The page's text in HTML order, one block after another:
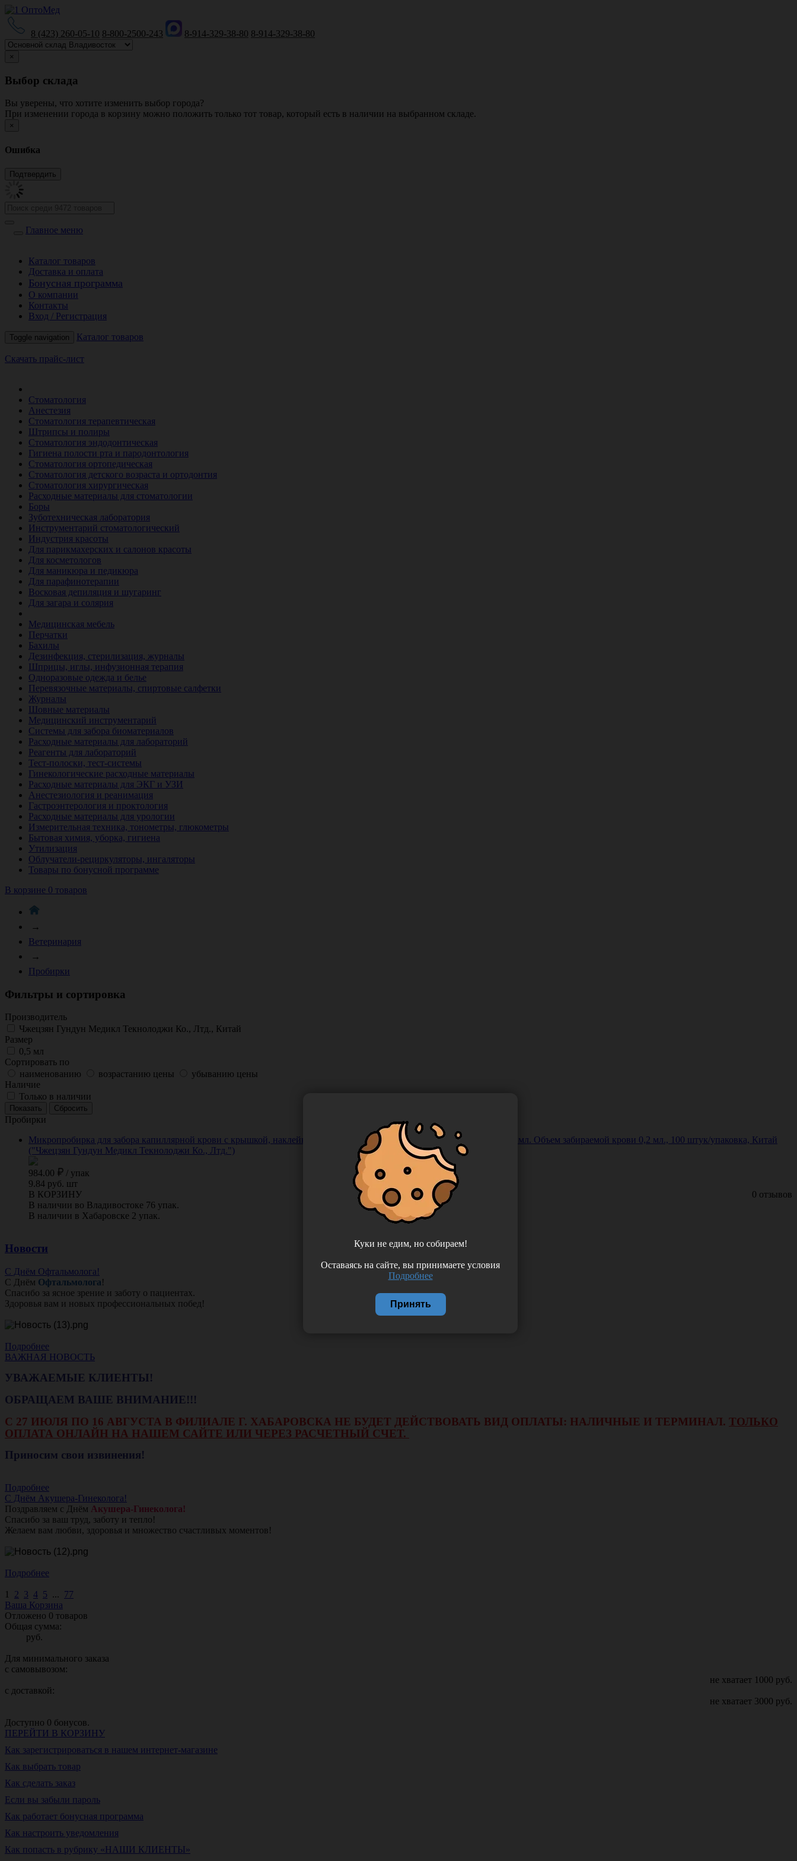
8 (423) 260-05-10 8-800-2500-243 8-914-329-38-80 8-914-329-38-80
×
Выбор склада
Вы уверены, что хотите изменить выбор города?
При изменении города в корзину можно положить только тот товар, который есть в наличии на выбранном складе.
×
Ошибка
Главное меню
Каталог товаров
Доставка и оплата
Бонусная программа
О компании
Контакты
Вход / Регистрация
Toggle navigation Каталог товаров
Скачать прайс-лист
Стоматология
Анестезия
Стоматология терапевтическая
Штрипсы и полиры
Стоматология эндодонтическая
Гигиена полости рта и пародонтология
Стоматология ортопедическая
Стоматология детского возраста и ортодонтия
Стоматология хирургическая
Расходные материалы для стоматологии
Боры
Зуботехническая лаборатория
Инструментарий стоматологический
Индустрия красоты
Для парикмахерских и салонов красоты
Для косметологов
Для маникюра и педикюра
Для парафинотерапии
Восковая депиляция и шугаринг
Для загара и солярия
Медицинская мебель
Перчатки
Бахилы
Дезинфекция, стерилизация, журналы
Шприцы, иглы, инфузионная терапия
Одноразовые одежда и белье
Перевязочные материалы, спиртовые салфетки
Журналы
Шовные материалы
Медицинский инструментарий
Системы для забора биоматериалов
Расходные материалы для лабораторий
Реагенты для лабораторий
Тест-полоски, тест-системы
Гинекологические расходные материалы
Расходные материалы для ЭКГ и УЗИ
Анестезиология и реанимация
Гастроэнтерология и проктология
Расходные материалы для урологии
Измерительная техника, тонометры, глюкометры
Бытовая химия, уборка, гигиена
Утилизация
Облучатели-рециркуляторы, ингаляторы
Товары по бонусной программе
В корзине 0 товаров
→
Ветеринария
→
Пробирки
Фильтры и сортировка
Производитель
Чжецзян Гундун Медикл Текнолоджи Ко., Лтд., Китай
Размер
0,5 мл
Сортировать по
наименованию
возрастанию цены
убыванию цены
Наличие
Только в наличии
Пробирки
Микропробирка для забора капиллярной крови с крышкой, наклейкой (ЭДТА К3) с капилляром, объемом пробирки 0,5 мл. Объем забираемой крови 0,2 мл., 100 штук/упаковка, Китай
("Чжецзян Гундун Медикл Текнолоджи Ко., Лтд.")
984.00 / упак
9.84 руб. шт
0 отзывов
В КОРЗИНУ
В наличии во Владивостоке 76 упак.
В наличии в Хабаровске 2 упак.
Новости
С Днём Офтальмолога!
С Днём Офтальмолога!
Спасибо за ясное зрение и заботу о пациентах.
Здоровья вам и новых профессиональных побед!
Подробнее
ВАЖНАЯ НОВОСТЬ
УВАЖАЕМЫЕ КЛИЕНТЫ!
ОБРАЩАЕМ ВАШЕ ВНИМАНИЕ!!!
С 27 ИЮЛЯ ПО 16 АВГУСТА В ФИЛИАЛЕ Г. ХАБАРОВСКА НЕ БУДЕТ ДЕЙСТВОВАТЬ ВИД ОПЛАТЫ: НАЛИЧНЫЕ И ТЕРМИНАЛ. ТОЛЬКО
ОПЛАТА ОНЛАЙН НА НАШЕМ САЙТЕ ИЛИ ЧЕРЕЗ РАСЧЕТНЫЙ СЧЕТ.
Приносим свои извинения!
Подробнее
С Днём Акушера-Гинеколога!
Поздравляем с Днём Акушера-Гинеколога!
Спасибо за ваш труд, заботу и тепло!
Желаем вам любви, здоровья и множество счастливых моментов!
Подробнее
1 2 3 4 5 ... 77
Ваша Корзина
Отложено 0 товаров
Общая сумма:
руб.
Для минимального заказа
с самовывозом:
не хватает 1000 руб.
с доставкой:
не хватает 3000 руб.
Доступно 0 бонусов.
ПЕРЕЙТИ В КОРЗИНУ
Как зарегистрироваться в нашем интернет-магазине
Как выбрать товар
Как сделать заказ
Если вы забыли пароль
Как работает бонусная программа
Как настроить уведомления
Как попасть в рубрику «НАШИ КЛИЕНТЫ»
Куки не едим, но собираем!
Оставаясь на сайте, вы принимаете условия
Подробнее
Принять